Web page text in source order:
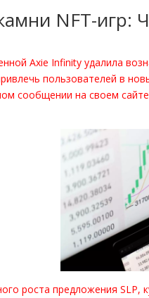
NFT-игр:
Axie Infinity удалила
пользователей в
сообщении на своем
роста предложения